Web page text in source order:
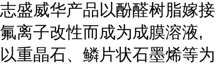
志盛威华产品以酚醛树脂嫁接
氟离子改性而成为成膜溶液,
以重晶石、鳞片状石墨烯等为